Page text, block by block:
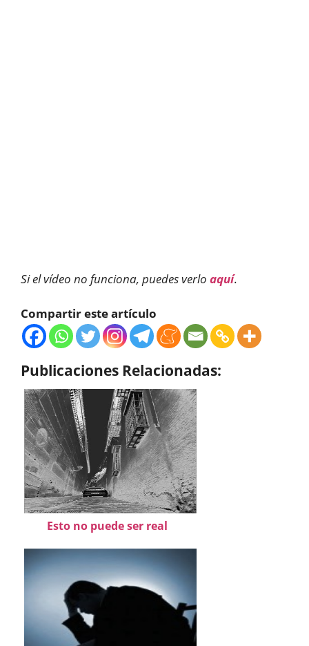
Si el vídeo no funciona, puedes verlo aquí.
Compartir este artículo
Publicaciones Relacionadas:
Esto no puede ser real